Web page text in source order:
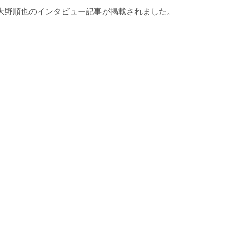
順也のインタビュー記事が掲載されました。